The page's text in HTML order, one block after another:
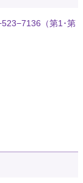
（第1･第